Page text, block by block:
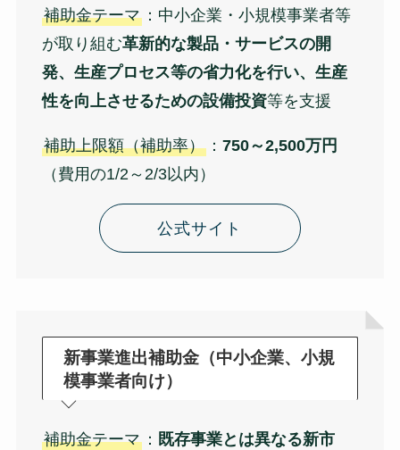
補助金テーマ：中小企業・小規模事業者等
が取り組む革新的な製品・サービスの開
発、生産プロセス等の省力化を行い、生産
性を向上させるための設備投資等を支援
補助上限額（補助率）： 750～2,500万円
（費用の1/2～2/3以内）
公式サイト
新事業進出補助金（中小企業、小規
模事業者向け）
補助金テーマ： 既存事業とは異なる新市